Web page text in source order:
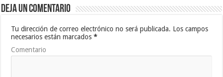
Deja un comentario
Tu dirección de correo electrónico no será publicada. Los campos
necesarios están marcados*
Comentario